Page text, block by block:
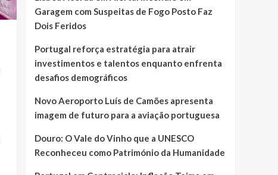
Garagem com Suspeitas de Fogo Posto Faz
Dois Feridos
Portugal reforça estratégia para atrair
investimentos e talentos enquanto enfrenta
desafios demográficos
Novo Aeroporto Luís de Camões apresenta
imagem de futuro para a aviação portuguesa
Douro: O Vale do Vinho que a UNESCO
Reconheceu como Património da Humanidade